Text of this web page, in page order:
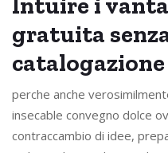
gratuita
catalogazione
perche anche
insecable convegno dolce
contraccambio di idee,